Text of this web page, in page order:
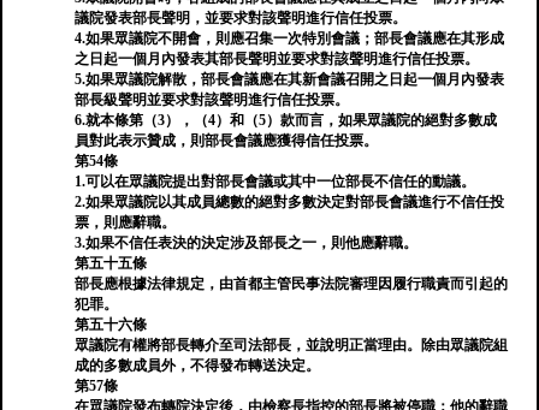
議院發表部長聲明，並要求對該聲明進行信任投票。
4.如果眾議院不開會，則應召集一次特別會議；部長會議應在其形成
之日起一個月內發表其部長聲明並要求對該聲明進行信任投票。
5.如果眾議院解散，部長會議應在其新會議召開之日起一個月內發表
部長級聲明並要求對該聲明進行信任投票。
6.就本條第（3），（4）和（5）款而言，如果眾議院的絕對多數成
員對此表示贊成，則部長會議應獲得信任投票。
第54條
1.可以在眾議院提出對部長會議或其中一位部長不信任的動議。
2.如果眾議院以其成員總數的絕對多數決定對部長會議進行不信任投
票，則應辭職。
3.如果不信任表決的決定涉及部長之一，則他應辭職。
第五十五條
部長應根據法律規定，由首都主管民事法院審理因履行職責而引起的
犯罪。
第五十六條
眾議院有權將部長轉介至司法部長，並說明正當理由。除由眾議院組
成的多數成員外，不得發布轉送決定。
第57條
在眾議院發布轉院決定後，由檢察長指控的部長將被停職；他的辭職